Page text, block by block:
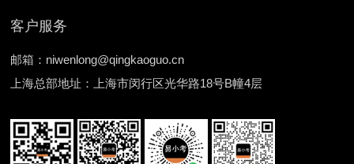
客户服务
邮箱：niwenlong@qingkaoguo.cn
上海总部地址：上海市闵行区光华路18号B幢4层